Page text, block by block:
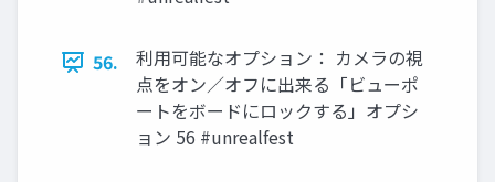
56.
利用可能なオプション： カメラの視
点をオン／オフに出来る「ビューポ
ートをボードにロックする」オプシ
ョン 56 #unrealfest